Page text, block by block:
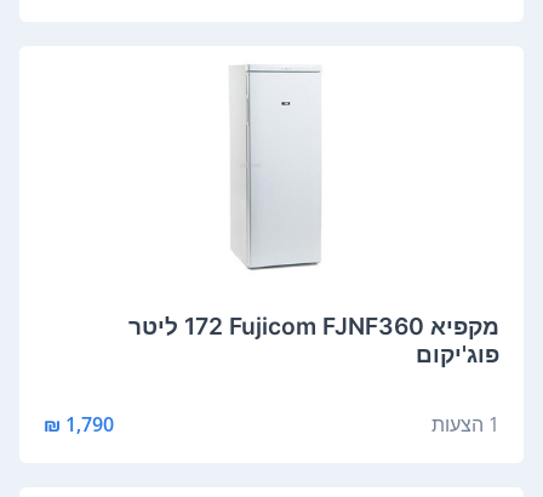
מקפיא Fujicom FJNF360 ‏172 ‏ליטר
פוג'יקום
1 הצעות 1,790 ₪